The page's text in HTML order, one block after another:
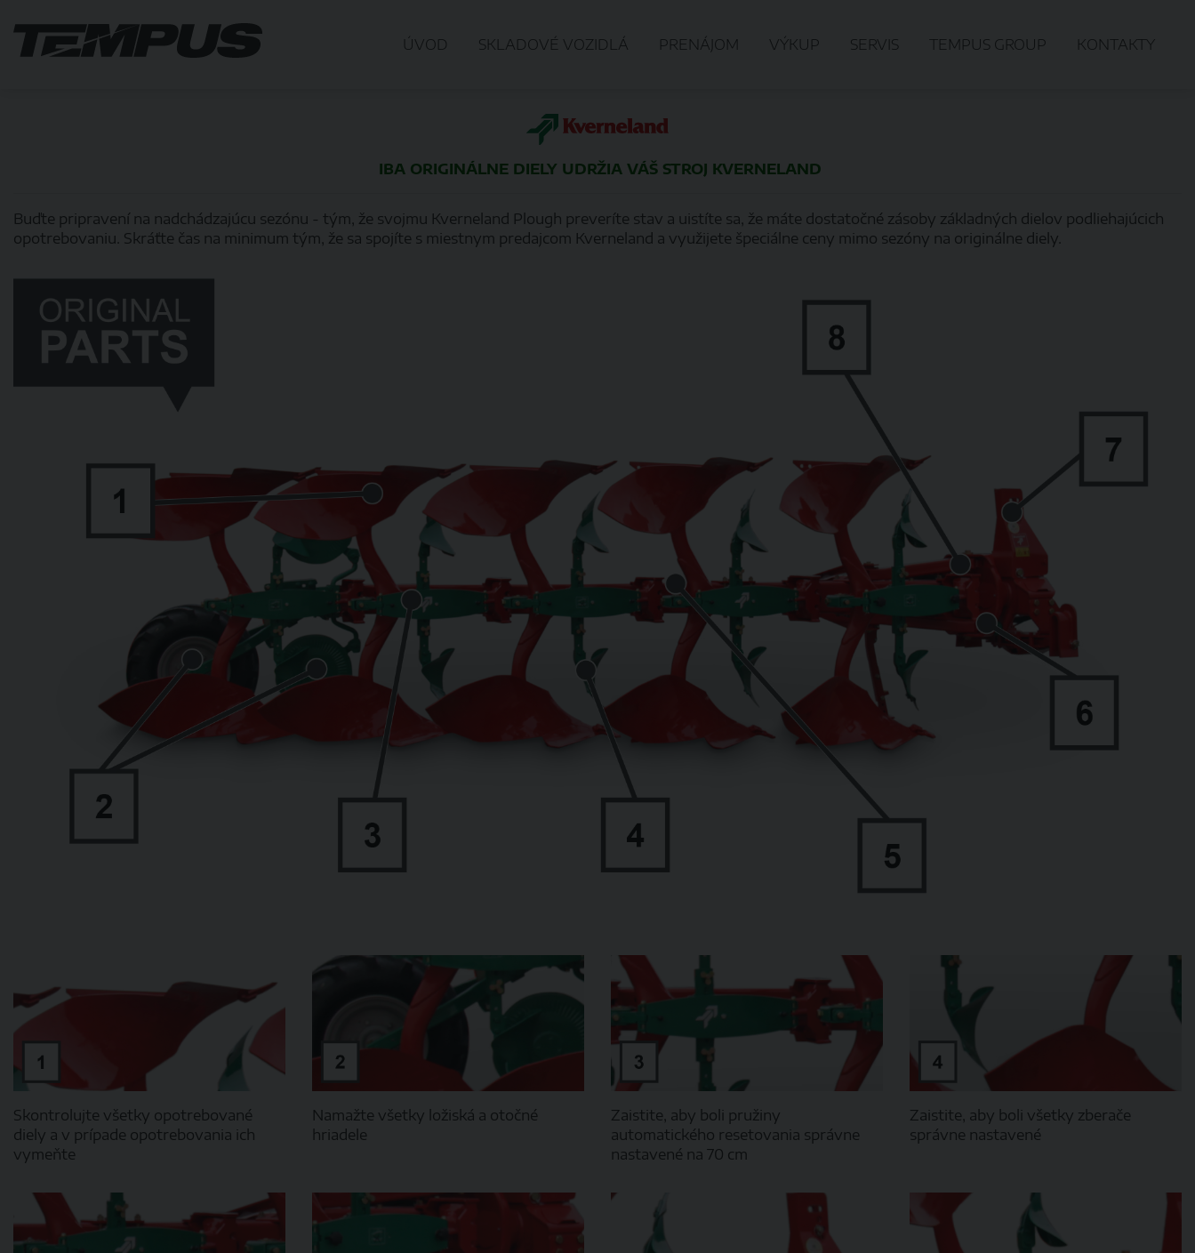
ÚVOD SKLADOVÉ VOZIDLÁ PRENÁJOM VÝKUP SERVIS TEMPUS GROUP KONTAKTY
IBA ORIGINÁLNE DIELY UDRŽIA VÁŠ STROJ KVERNELAND
Buďte pripravení na nadchádzajúcu sezónu - tým, že svojmu Kverneland Plough preveríte stav a uistíte sa, že máte dostatočné zásoby základných dielov podliehajúcich
opotrebovaniu. Skráťte čas na minimum tým, že sa spojíte s miestnym predajcom Kverneland a využijete špeciálne ceny mimo sezóny na originálne diely.
Skontrolujte všetky opotrebované
diely a v prípade opotrebovania ich
vymeňte
Namažte všetky ložiská a otočné
hriadele
Zaistite, aby boli pružiny
automatického resetovania správne
nastavené na 70 cm
Zaistite, aby boli všetky zberače
správne nastavené